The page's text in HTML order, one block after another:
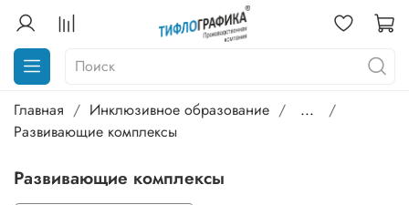
Главная Инклюзивное образование
...
Развивающие комплексы
Развивающие комплексы